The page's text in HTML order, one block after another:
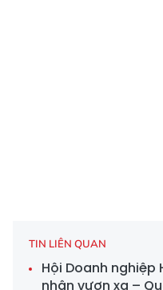
TIN LIÊN QUAN
Hội Doanh nghiệp
nhân vươn xa –